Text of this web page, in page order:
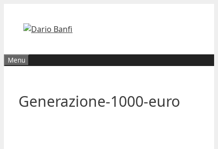
contenuto
Menu
Generazione-1000-euro